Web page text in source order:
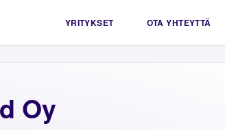
YRITYKSET OTA YHTEYTTÄ
Oy